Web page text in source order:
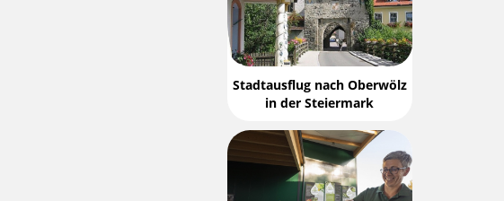
Stadtausflug nach Oberwölz
in der Steiermark